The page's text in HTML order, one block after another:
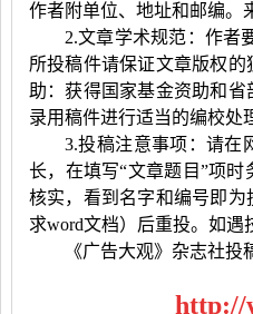
作者附单位、地址和邮编。
2.文章学术规范：作者
所投稿件请保证文章版权
助：获得国家基金资助和
录用稿件进行适当的编校处
3.投稿注意事项：请在
长，在填写“文章题目”项时
核实，看到名字和编号即
求word文档）后重投。如遇
《广告大观》杂志社投
http://